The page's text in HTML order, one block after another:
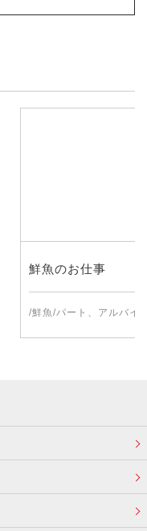
鮮魚のお仕事
/鮮魚/パート、アルバイ